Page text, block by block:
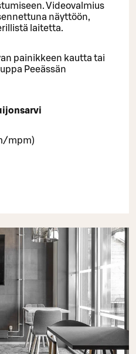
Videovalmius
näyttöön,
laitetta.
painikkeen kautta tai
Peeässän
mpm)